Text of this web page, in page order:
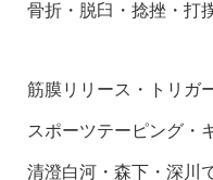
骨折・脱臼・捻挫・打
筋膜リリース・トリガ
スポーツテーピング・
清澄白河・森下・深川